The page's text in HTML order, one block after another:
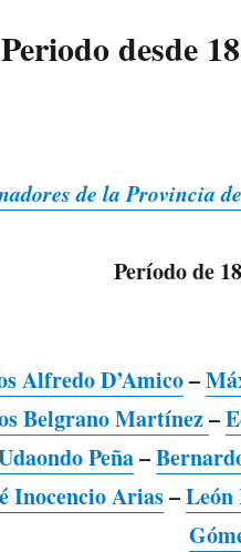
Periodo desde
de la Provincia
Período de
Alfredo D’Amico–
Belgrano Martínez–
Peña–
Inocencio Arias–León